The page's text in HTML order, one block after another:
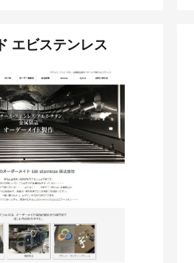
エビステンレス